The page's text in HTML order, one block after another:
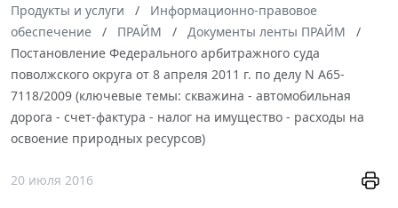
Продукты и услуги
Информационно-правовое
обеспечение
ПРАЙМ
Документы ленты ПРАЙМ
Постановление Федерального арбитражного суда
поволжского округа от 8 апреля 2011 г. по делу N А65-
7118/2009 (ключевые темы: скважина - автомобильная
дорога - счет-фактура - налог на имущество - расходы на
освоение природных ресурсов)
20 июля 2016